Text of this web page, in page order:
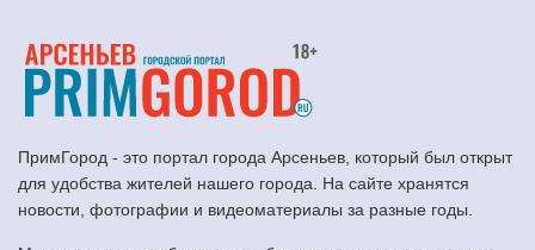
ПримГород - это портал города Арсеньев, который был открыт
для удобства жителей нашего города. На сайте хранятся
новости, фотографии и видеоматериалы за разные годы.